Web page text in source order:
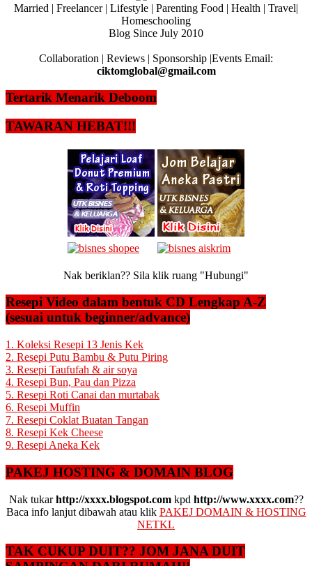
Married | Freelancer | Lifestyle | Parenting Food | Health | Travel|
Homeschooling
Blog Since July 2010
Collaboration | Reviews | Sponsorship |Events Email:
ciktomglobal@gmail.com
Tertarik Menarik Deboom
TAWARAN HEBAT!!!
Nak beriklan?? Sila klik ruang "Hubungi"
Resepi Video dalam bentuk CD Lengkap A-Z
(sesuai untuk beginner/advance)
1. Koleksi Resepi 13 Jenis Kek
2. Resepi Putu Bambu & Putu Piring
3. Resepi Taufufah & air soya
4. Resepi Bun, Pau dan Pizza
5. Resepi Roti Canai dan murtabak
6. Resepi Muffin
7. Resepi Coklat Buatan Tangan
8. Resepi Kek Cheese
9. Resepi Aneka Kek
PAKEJ HOSTING & DOMAIN BLOG
Nak tukarhttp://xxxx.blogspot.comkpd http://www.xxxx.com??
Baca info lanjut dibawah atau klik PAKEJ DOMAIN & HOSTING
NETKL
TAK CUKUP DUIT?? JOM JANA DUIT